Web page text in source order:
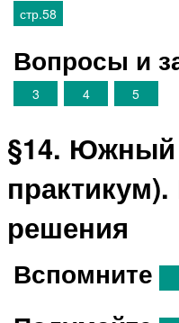
стр.58
Вопросы и
3
4 5
§14. Южный
решения
Вспомните